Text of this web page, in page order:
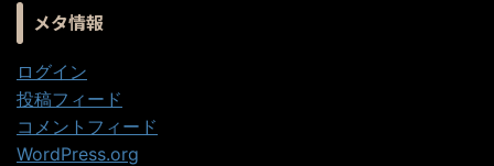
メタ情報
ログイン
投稿フィード
コメントフィード
WordPress.org